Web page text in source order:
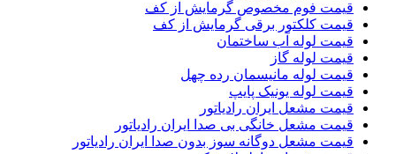
قیمت فوم مخصوص گرمایش از کف
قیمت کلکتور برقی گرمایش از کف
قیمت لوله آب ساختمان
قیمت لوله گاز
قیمت لوله مانیسمان رده چهل
قیمت لوله یونیک پایپ
قیمت مشعل ایران رادیاتور
قیمت مشعل خانگی بی صدا ایران رادیاتور
قیمت مشعل دوگانه سوز بدون صدا ایران رادیاتور